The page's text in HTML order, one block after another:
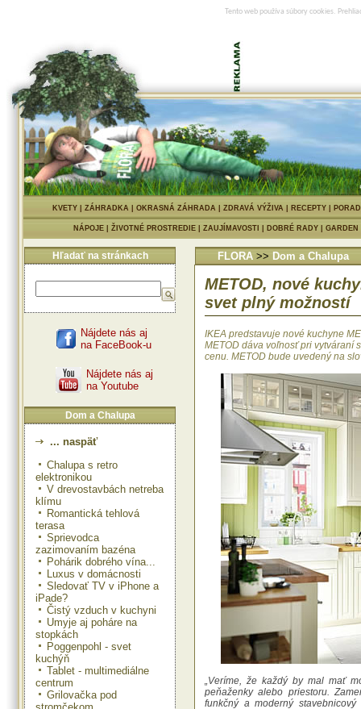
Tento web používa súbory cookies.
KVETY| ZÁHRADKA| OKRASNÁ ZÁHRADA| ZDRAVÁ VÝŽIVA| RECEPTY|
NÁPOJE ŽIVOTNÉ PROSTREDIE ZAUJÍMAVOSTI DOBRÉ RADY
Hľadať na stránkach
Nájdete nás aj
na FaceBook-u
Nájdete nás aj
na Youtube
Dom a Chalupa
... naspäť
Chalupa s retro
elektronikou
V drevostavbách netreba
klímu
Romantická tehlová
terasa
Sprievodca
zazimovaním bazéna
Pohárik dobrého vína...
Luxus v domácnosti
Sledovať TV v iPhone a
iPade?
Čistý vzduch v kuchyni
Umyje aj poháre na
stopkách
Poggenpohl - svet
kuchýň
Tablet - multimediálne
centrum
Grilovačka pod
FLORA >> Dom a Chalupa
METOD, nové
svet plný možností
IKEA predstavuje nové kuchyne
METOD dáva voľnosť pri vytváraní
cenu. METOD bude uvedený na
„Veríme, že každý by mal mať
peňaženky alebo priestoru.
funkčný a moderný stavebnicový